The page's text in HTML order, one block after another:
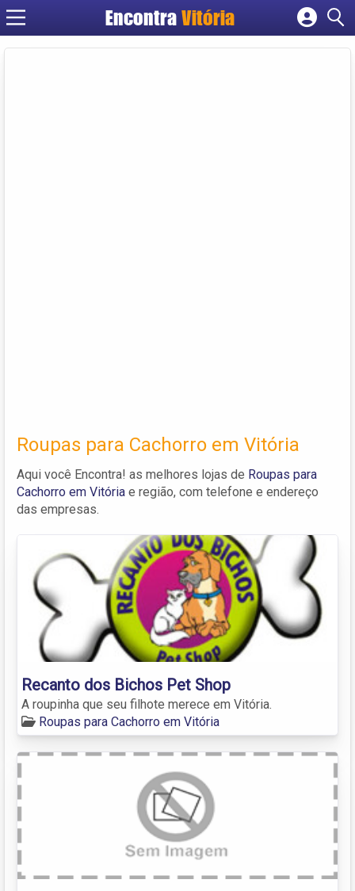
Encontra Vitória
Cadastrar empresa
Roupas para Cachorro em Vitória
Aqui você Encontra! as melhores lojas de Roupas para
Cachorro em Vitória e região, com telefone e endereço
das empresas.
Recanto dos Bichos Pet Shop
A roupinha que seu filhote merece em Vitória.
Roupas para Cachorro em Vitória